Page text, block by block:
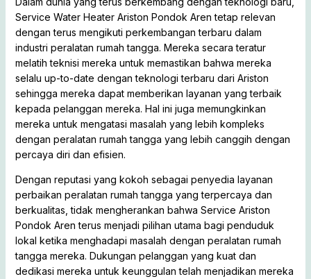
Service Water Heater Ariston Pondok Aren tetap relevan
dengan terus mengikuti perkembangan terbaru dalam
industri peralatan rumah tangga. Mereka secara teratur
melatih teknisi mereka untuk memastikan bahwa mereka
selalu up-to-date dengan teknologi terbaru dari Ariston
sehingga mereka dapat memberikan layanan yang terbaik
kepada pelanggan mereka. Hal ini juga memungkinkan
mereka untuk mengatasi masalah yang lebih kompleks
dengan peralatan rumah tangga yang lebih canggih dengan
percaya diri dan efisien.
Dengan reputasi yang kokoh sebagai penyedia layanan
perbaikan peralatan rumah tangga yang terpercaya dan
berkualitas, tidak mengherankan bahwa Service Ariston
Pondok Aren terus menjadi pilihan utama bagi penduduk
lokal ketika menghadapi masalah dengan peralatan rumah
tangga mereka. Dukungan pelanggan yang kuat dan
dedikasi mereka untuk keunggulan telah menjadikan mereka